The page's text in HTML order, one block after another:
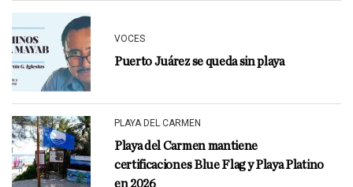
VOCES
Puerto Juárez se queda sin playa
PLAYA DEL CARMEN
Playa del Carmen mantiene
certificaciones Blue Flag y Playa Platino
en 2026